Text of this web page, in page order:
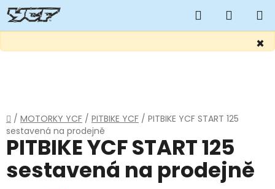
×
Hledat
KOŠÍK
Domů
/ MOTORKY YCF / PITBIKE YCF / PITBIKE YCF START 125
sestavená na prodejně
PITBIKE YCF START 125
sestavená na prodejně